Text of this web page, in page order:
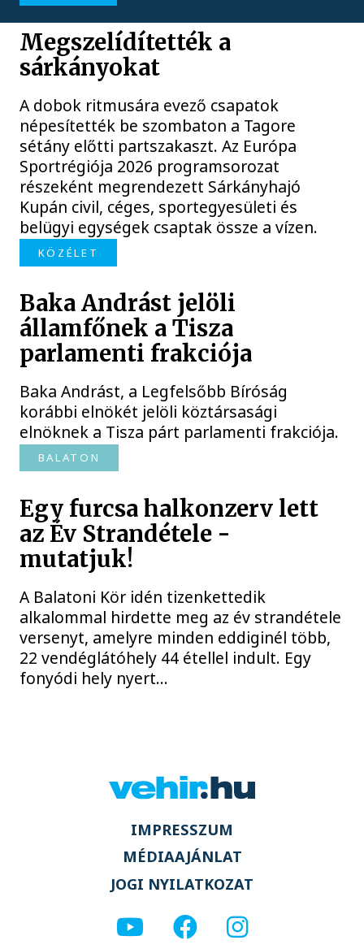
Megszelídítették a
sárkányokat
A dobok ritmusára evező csapatok
népesítették be szombaton a Tagore
sétány előtti partszakaszt. Az Európa
Sportrégiója 2026 programsorozat
részeként megrendezett Sárkányhajó
Kupán civil, céges, sportegyesületi és
belügyi egységek csaptak össze a vízen.
KÖZÉLET
Baka Andrást jelöli
államfőnek a Tisza
parlamenti frakciója
Baka Andrást, a Legfelsőbb Bíróság
korábbi elnökét jelöli köztársasági
elnöknek a Tisza párt parlamenti frakciója.
BALATON
Egy furcsa halkonzerv lett
az Év Strandétele -
mutatjuk!
A Balatoni Kör idén tizenkettedik
alkalommal hirdette meg az év strandétele
versenyt, amelyre minden eddiginél több,
22 vendéglátóhely 44 étellel indult. Egy
fonyódi hely nyert...
IMPRESSZUM
MÉDIAAJÁNLAT
JOGI NYILATKOZAT